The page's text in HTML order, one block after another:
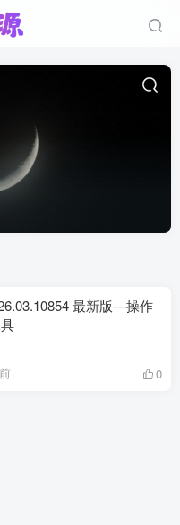
最新版—操作
0